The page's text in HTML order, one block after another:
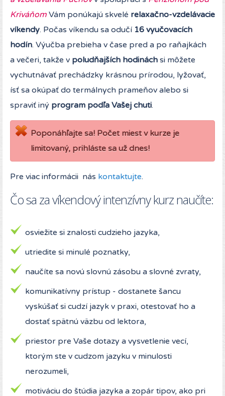
Kriváňom Vám ponúkajú skvelé relaxačno-vzdelávacie
víkendy. Počas víkendu sa odučí 16 vyučovacích
hodín. Výučba prebieha v čase pred a po raňajkách
a večeri, takže v poludňajších hodinách si môžete
vychutnávať prechádzky krásnou prírodou, lyžovať,
ísť sa okúpať do termálnych prameňov alebo si
spraviť iný program podľa Vašej chuti.
Poponáhľajte sa! Počet miest v kurze je
limitovaný, prihláste sa už dnes!
Pre viac informácii nás kontaktujte.
Čo sa za víkendový intenzívny kurz naučíte:
osviežite si znalosti cudzieho jazyka,
utriedite si minulé poznatky,
naučíte sa novú slovnú zásobu a slovné zvraty,
komunikatívny prístup - dostanete šancu
vyskúšať si cudzí jazyk v praxi, otestovať ho a
dostať spätnú väzbu od lektora,
priestor pre Vaše dotazy a vysvetlenie vecí,
ktorým ste v cudzom jazyku v minulosti
nerozumeli,
motiváciu do štúdia jazyka a zopár tipov, ako pri